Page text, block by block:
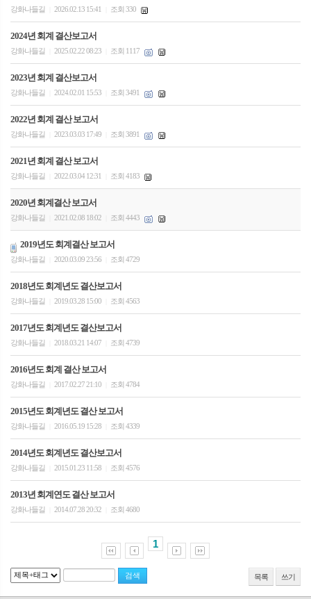
강화나들길 2026.02.13 15:41 조회 330
2024년 회계 결산보고서
강화나들길 2025.02.22 08:23 조회 1117
2023년 회계 결산보고서
강화나들길 2024.02.01 15:53 조회 3491
2022년 회계 결산 보고서
강화나들길 2023.03.03 17:49 조회 3891
2021년 회계 결산 보고서
강화나들길 2022.03.04 12:31 조회 4183
2020년 회계결산 보고서
강화나들길 2021.02.08 18:02 조회 4443
2019년도 회계결산 보고서
강화나들길 2020.03.09 23:56 조회 4729
2018년도 회계년도 결산보고서
강화나들길 2019.03.28 15:00 조회 4563
2017년도 회계년도 결산보고서
강화나들길 2018.03.21 14:07 조회 4739
2016년도 회계 결산 보고서
강화나들길 2017.02.27 21:10 조회 4784
2015년도 회계년도 결산 보고서
강화나들길 2016.05.19 15:28 조회 4339
2014년도 회계년도 결산보고서
강화나들길 2015.01.23 11:58 조회 4576
2013년 회계연도 결산 보고서
강화나들길 2014.07.28 20:32 조회 4680
1
목록 쓰기